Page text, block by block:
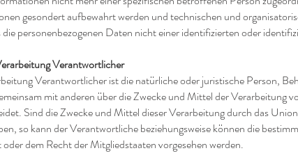
gesondert aufbewahrt werden und technischen und
die personenbezogenen Daten nicht einer identifizierten oder
Verantwortlicher
Verantwortlicher ist die natürliche oder juristische Person,
mit anderen über die Zwecke und Mittel der Verarbeitung
Sind die Zwecke und Mittel dieser Verarbeitung durch das
so kann der Verantwortliche beziehungsweise können die
dem Recht der Mitgliedstaaten vorgesehen werden.